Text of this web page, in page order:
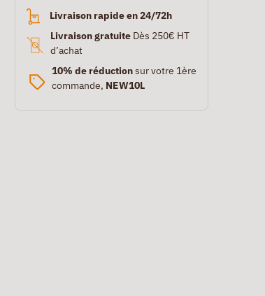
Livraison rapide en 24/72h
Livraison gratuiteDès 250€ HT
d’achat
10% de réductionsur votre 1ère
commande, NEW10L